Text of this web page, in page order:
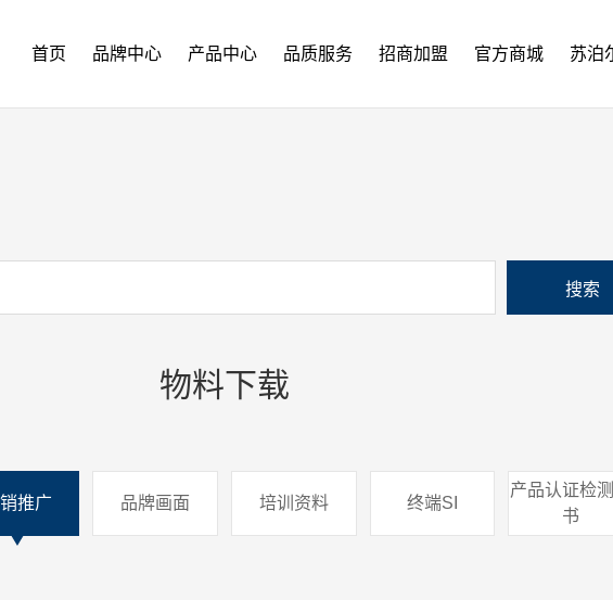
首页 品牌中心 产品中心 品质服务 招商加盟 官方商城 苏泊
搜索
物料下载
推广 品牌画面 培训资料 终端SI
产品认证检
书